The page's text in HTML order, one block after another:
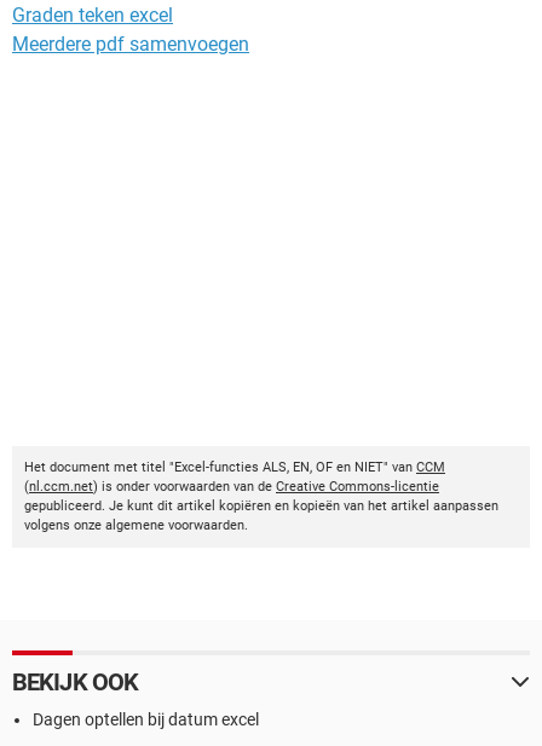
Graden teken excel
Meerdere pdf samenvoegen
Het document met titel "Excel-functies ALS, EN, OF en NIET" van CCM
(nl.ccm.net) is onder voorwaarden van de Creative Commons-licentie
gepubliceerd. Je kunt dit artikel kopiëren en kopieën van het artikel aanpassen
volgens onze algemene voorwaarden.
BEKIJK OOK
Dagen optellen bij datum excel